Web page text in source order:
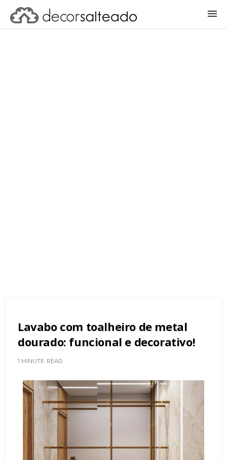
Lavabo com toalheiro de metal
dourado: funcional e decorativo!
1 MINUTE READ